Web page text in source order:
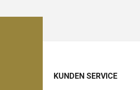
KUNDEN SERVICE